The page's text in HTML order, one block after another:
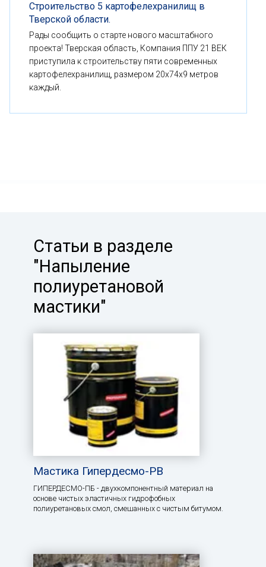
Строительство 5 картофелехранилищ в
Тверской области.
Рады сообщить о старте нового масштабного
проекта! Тверская область, Компания ППУ 21 ВЕК
приступила к строительству пяти современных
картофелехранилищ, размером 20x74x9 метров
каждый.
Статьи в разделе
"Напыление
полиуретановой
мастики"
Мастика Гипердесмо-РВ
ГИПЕРДЕСМО-ПБ - двухкомпонентный материал на
основе чистых эластичных гидрофобных
полиуретановых смол, смешанных с чистым битумом.